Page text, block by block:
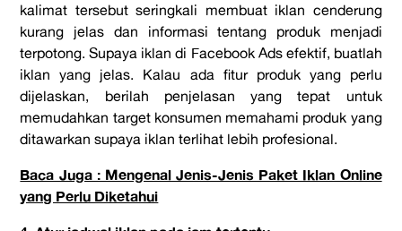
kalimat tersebut seringkali membuat iklan cenderung
kurang jelas dan informasi tentang produk menjadi
terpotong. Supaya iklan di Facebook Ads efektif, buatlah
iklan yang jelas. Kalau ada fitur produk yang perlu
dijelaskan, berilah penjelasan yang tepat untuk
memudahkan target konsumen memahami produk yang
ditawarkan supaya iklan terlihat lebih profesional.
Baca Juga : Mengenal Jenis-Jenis Paket Iklan Online
yang Perlu Diketahui